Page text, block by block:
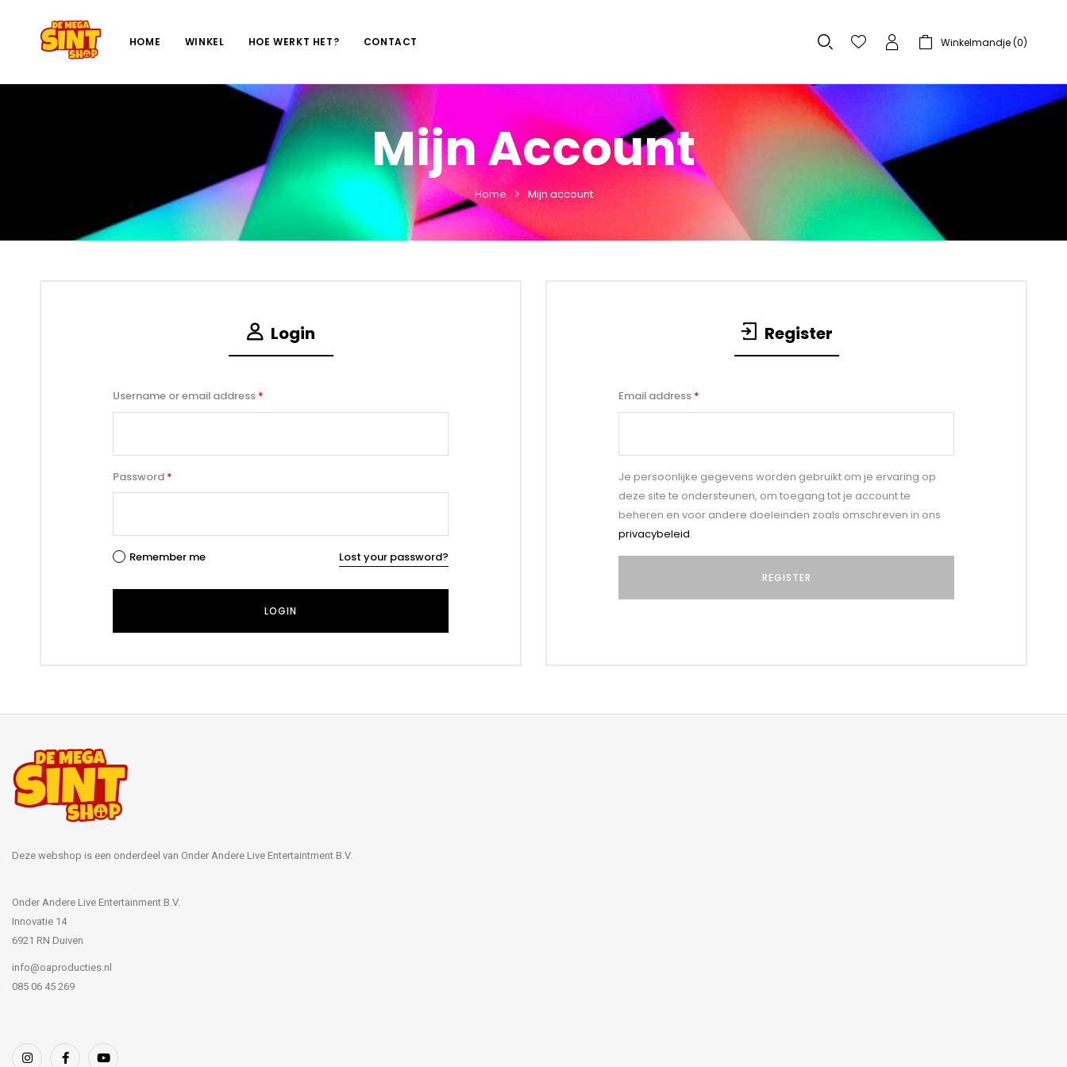
HOME WINKEL HOE WERKT HET? CONTACT Winkelmandje (0)
Mijn Account
Home Mijn account
Login
Username or email address *
Password *
Remember me Lost your password?
Register
Email address *
Je persoonlijke gegevens worden gebruikt om je ervaring op
deze site te ondersteunen, om toegang tot je account te
beheren en voor andere doeleinden zoals omschreven in ons
privacybeleid.
Deze webshop is een onderdeel van Onder Andere Live Entertaintment B.V.
Onder Andere Live Entertainment B.V.
Innovatie 14
6921 RN Duiven
info@oaproducties.nl
085 06 45 269